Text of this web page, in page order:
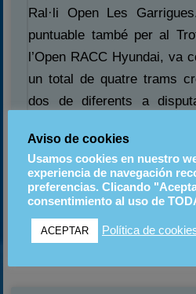
Ral·li Open Les
puntuable també per al
l’Open RACC Hyundai, va
un total de quatre trams
dos de diferents a
Senan (12,35 Km).
van arribar a la meta del
Aviso de cookies
Usamos cookies en nuestro
experiencia de navegación
preferencias. Clicando
consentimiento al uso de
ACEPTAR Política de